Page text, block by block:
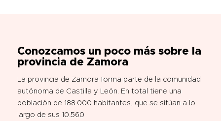
Conozcamos un poco más sobre la
provincia de Zamora
La provincia de Zamora forma parte de la comunidad
autónoma de Castilla y León. En total tiene una
población de 188.000 habitantes, que se sitúan a lo
largo de sus 10.560